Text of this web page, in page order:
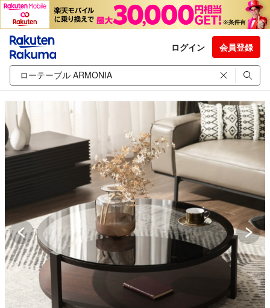
ログイン 会員登録